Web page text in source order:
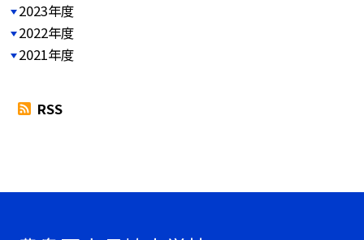
2023年度
2022年度
2021年度
RSS